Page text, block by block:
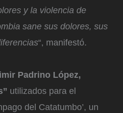
y la violencia de
sane sus dolores, sus
“, manifestó.
Padrino López,
utilizados para el
del Catatumbo’, un